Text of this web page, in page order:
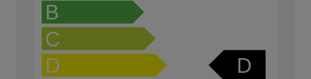
B
C
D
D